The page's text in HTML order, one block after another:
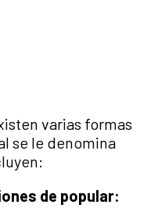
varias formas
se le denomina
de popular: